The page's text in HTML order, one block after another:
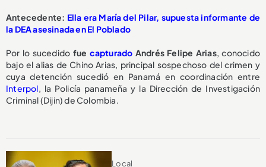
Antecedente: Ella era María del Pilar, supuesta informante de
la DEA asesinada en El Poblado
Por lo sucedido fue capturado Andrés Felipe Arias, conocido
bajo el alias de Chino Arias, principal sospechoso del crimen y
cuya detención sucedió en Panamá en coordinación entre
Interpol, la Policía panameña y la Dirección de Investigación
Criminal (Dijin) de Colombia.
Local